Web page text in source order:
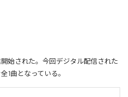
開始された。今回デジタル配信された
1曲となっている。